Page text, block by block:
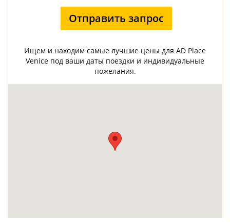
Отправить запрос
Ищем и находим самые лучшие цены для AD Place
Venice под ваши даты поездки и индивидуальные
пожелания.